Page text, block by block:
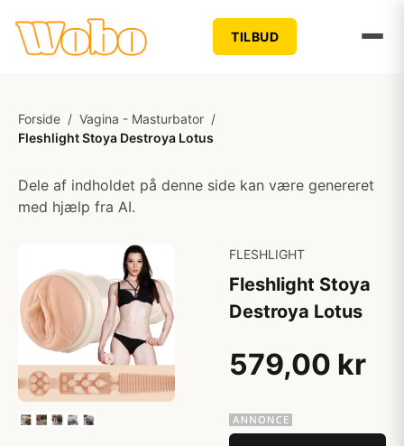
TILBUD
Forside / Vagina - Masturbator /
Fleshlight Stoya Destroya Lotus
Dele af indholdet på denne side kan være genereret
med hjælp fra AI.
FLESHLIGHT
Fleshlight Stoya
Destroya Lotus
579,00 kr